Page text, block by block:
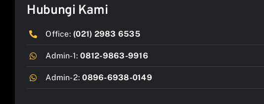
Hubungi Kami
Office: (021) 2983 6535
Admin-1:0812-9863-9916
Admin-2:0896-6938-0149